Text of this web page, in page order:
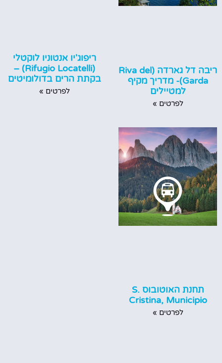
ריבה דל גארדה (Riva del
Garda)- מדריך מקיף
למטיילים
לפרטים »
ריפוג'יו אנטוניו לוקטלי
(Rifugio Locatelli) –
בקתת הרים בדולומיטים
לפרטים »
תחנת האוטובוס S.
Cristina, Municipio
לפרטים »